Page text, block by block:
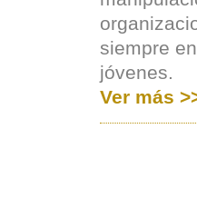
siempre
jóvenes.
Ver más